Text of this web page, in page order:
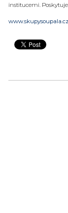
institucemi.
www.skupysoupala.cz